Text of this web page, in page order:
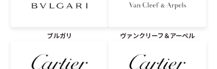
ブルガリ ヴァンクリーフ＆アーペル